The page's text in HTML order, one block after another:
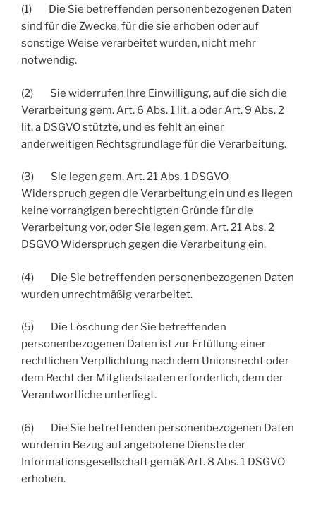
(1) Die Sie betreffenden personenbezogenen Daten
sind für die Zwecke, für die sie erhoben oder auf
sonstige Weise verarbeitet wurden, nicht mehr
notwendig.
(2) Sie widerrufen Ihre Einwilligung, auf die sich die
Verarbeitung gem. Art. 6 Abs. 1 lit. a oder Art. 9 Abs. 2
lit. a DSGVO stützte, und es fehlt an einer
anderweitigen Rechtsgrundlage für die Verarbeitung.
(3) Sie legen gem. Art. 21 Abs. 1 DSGVO
Widerspruch gegen die Verarbeitung ein und es liegen
keine vorrangigen berechtigten Gründe für die
Verarbeitung vor, oder Sie legen gem. Art. 21 Abs. 2
DSGVO Widerspruch gegen die Verarbeitung ein.
(4) Die Sie betreffenden personenbezogenen Daten
wurden unrechtmäßig verarbeitet.
(5) Die Löschung der Sie betreffenden
personenbezogenen Daten ist zur Erfüllung einer
rechtlichen Verpflichtung nach dem Unionsrecht oder
dem Recht der Mitgliedstaaten erforderlich, dem der
Verantwortliche unterliegt.
(6) Die Sie betreffenden personenbezogenen Daten
wurden in Bezug auf angebotene Dienste der
Informationsgesellschaft gemäß Art. 8 Abs. 1 DSGVO
erhoben.